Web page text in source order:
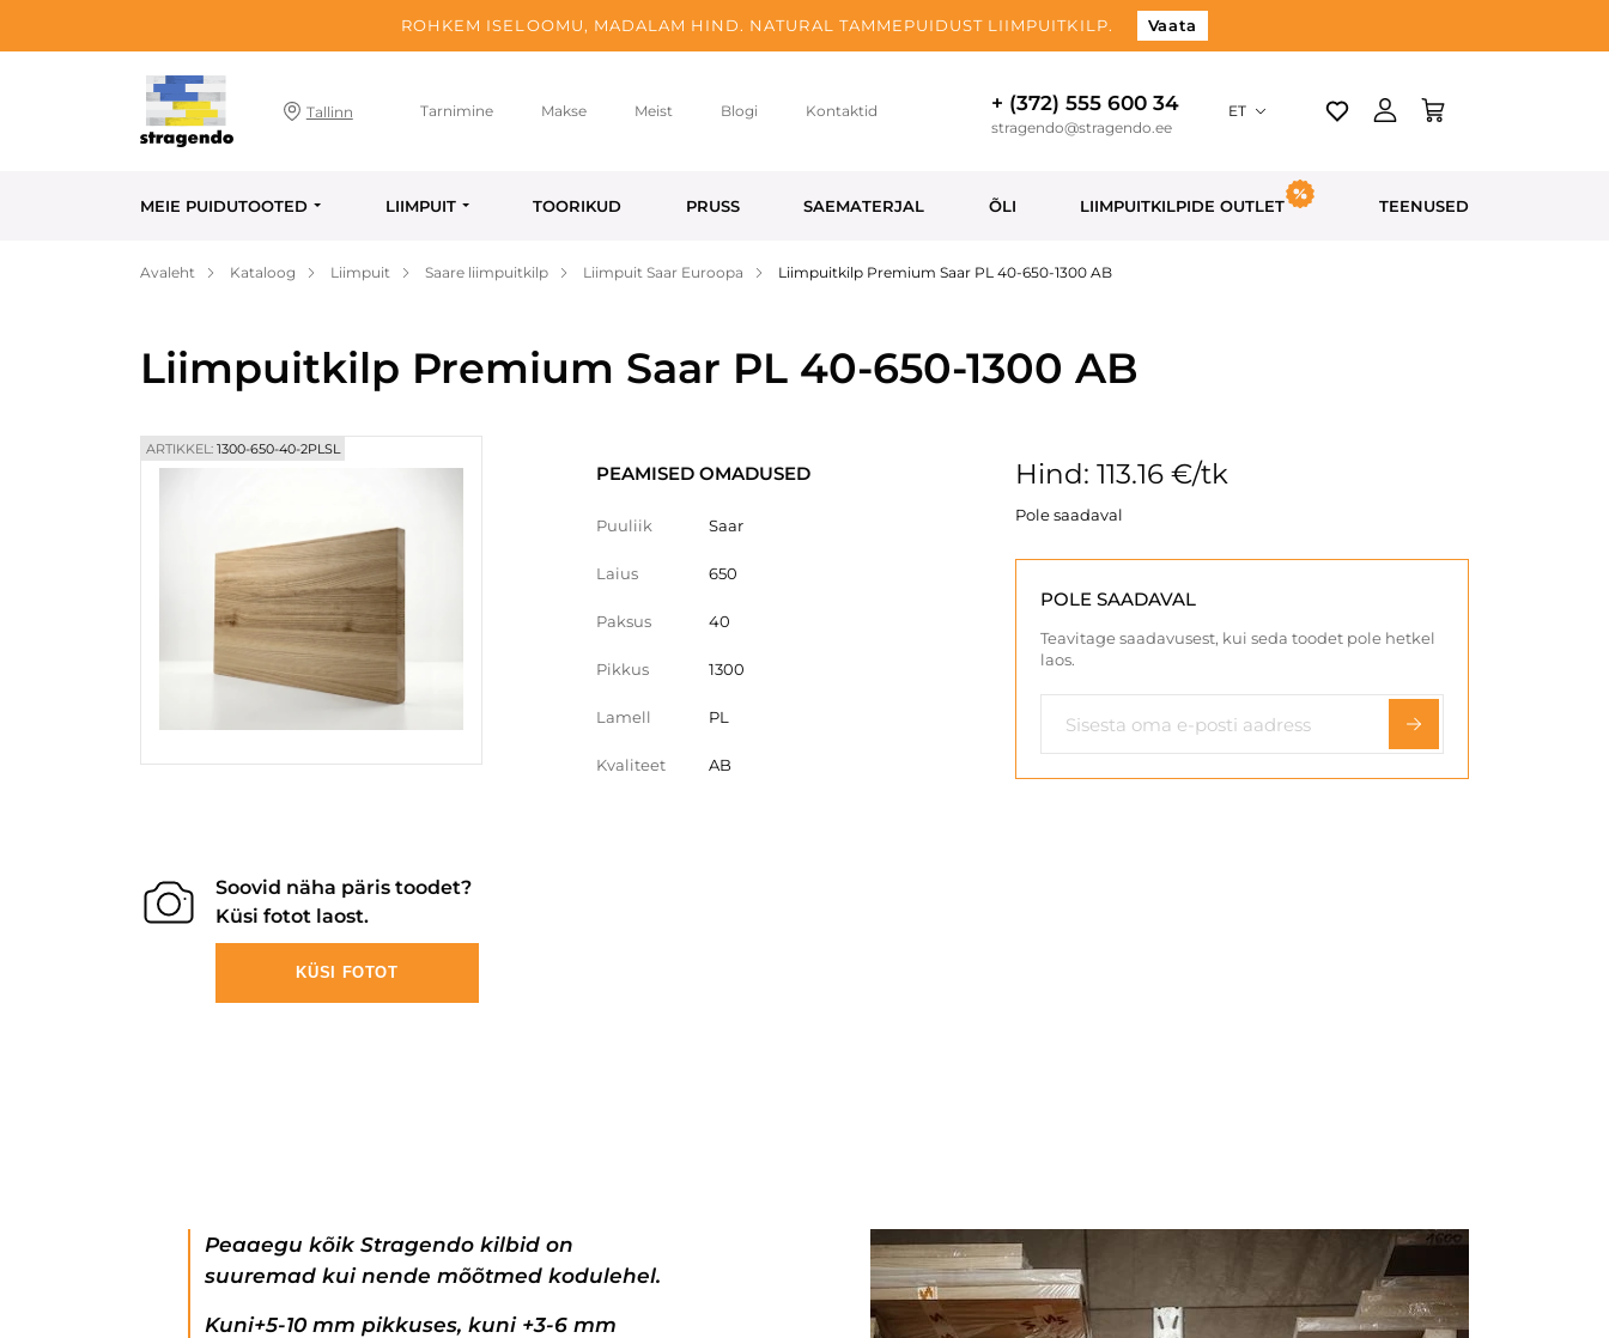
ROHKEM ISELOOMU, MADALAM HIND. NATURAL TAMMEPUIDUST LIIMPUITKILP. Vaata
Tallinn Tarnimine Makse Meist Blogi Kontaktid + (372) 555 600 34
stragendo@stragendo.ee
ET
MEIE PUIDUTOOTED LIIMPUIT TOORIKUD PRUSS SAEMATERJAL ÕLI LIIMPUITKILPIDE OUTLET TEENUSED
Avaleht Kataloog Liimpuit Saare liimpuitkilp Liimpuit Saar Euroopa Liimpuitkilp Premium Saar PL 40-650-1300 AB
Liimpuitkilp Premium Saar PL 40-650-1300 AB
ARTIKKEL: 1300-650-40-2PLSL
PEAMISED OMADUSED
Puuliik Saar
Laius 650
Paksus 40
Pikkus 1300
Lamell PL
Kvaliteet AB
Hind: 113.16 €/tk
Pole saadaval
POLE SAADAVAL
Teavitage saadavusest, kui seda toodet pole hetkel
laos.
Soovid näha päris toodet?
Küsi fotot laost.
KÜSI FOTOT
Peaaegu kõik Stragendo kilbid on
suuremad kui nende mõõtmed kodulehel.
Kuni+5-10 mm pikkuses, kuni +3-6 mm